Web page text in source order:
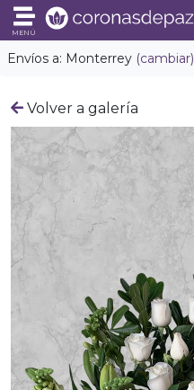
Envíos a: Monterrey (cambiar)
MENÚ
Volver a galería